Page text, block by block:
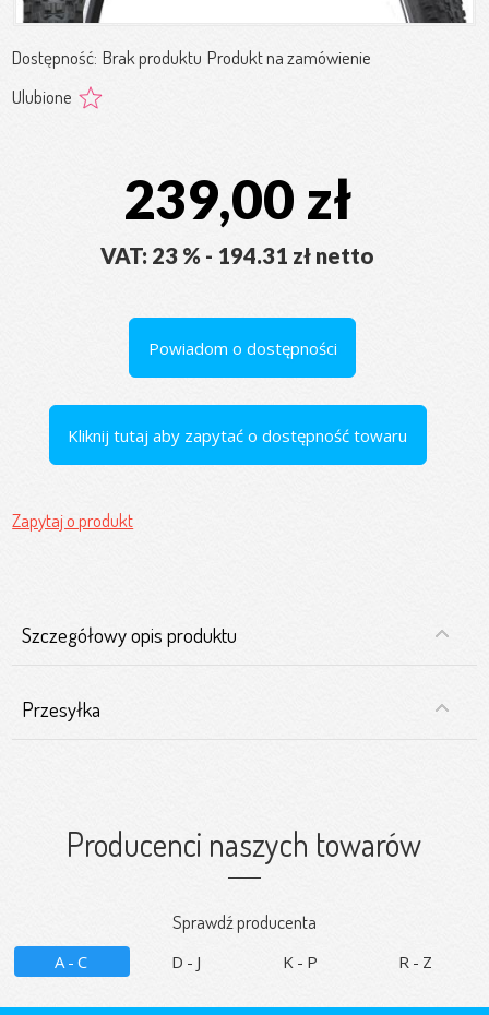
Dostępność: Brak produktu Produkt na zamówienie
Ulubione
239,00 zł
VAT: 23 % - 194.31 zł netto
Powiadom o dostępności
Kliknij tutaj aby zapytać o dostępność towaru
Zapytaj o produkt
Szczegółowy opis produktu
Przesyłka
Producenci naszych towarów
Sprawdź producenta
A-C D-J K-P R-Z